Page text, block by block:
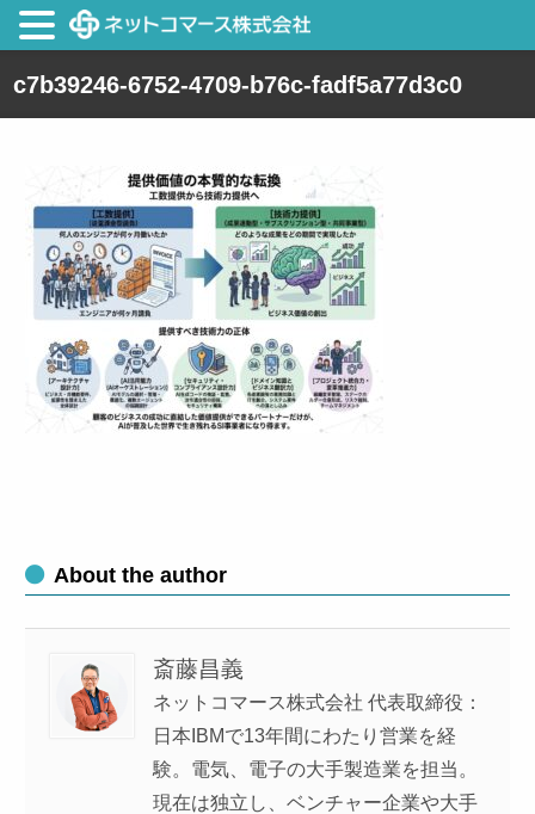
c7b39246-6752-4709-b76c-fadf5a77d3c0
About the author
斎藤昌義
ネットコマース株式会社 代表取締役：
日本IBMで13年間にわたり営業を経
験。電気、電子の大手製造業を担当。
現在は独立し、ベンチャー企業や大手